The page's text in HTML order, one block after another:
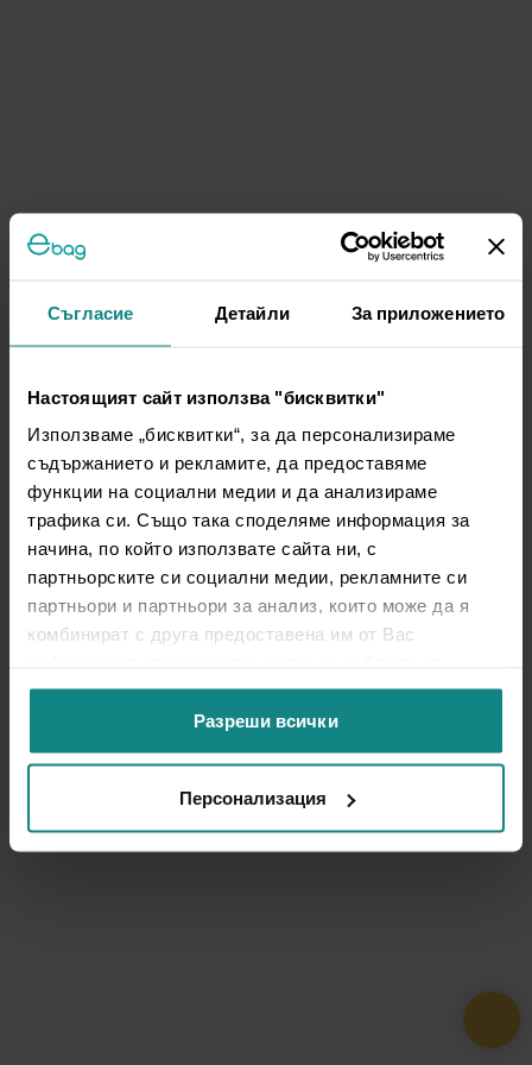
Съгласие Детайли За приложението
Настоящият сайт използва "бисквитки"
Използваме „бисквитки“, за да персонализираме
съдържанието и рекламите, да предоставяме
функции на социални медии и да анализираме
трафика си. Също така споделяме информация за
начина, по който използвате сайта ни, с
партньорските си социални медии, рекламните си
партньори и партньори за анализ, които може да я
комбинират с друга предоставена им от Вас
ползването от Ваша страна на услугите им.
Разреши всички
Персонализация